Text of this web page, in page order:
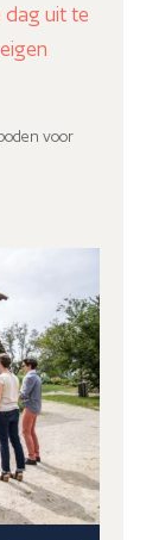
dag uit te
voor